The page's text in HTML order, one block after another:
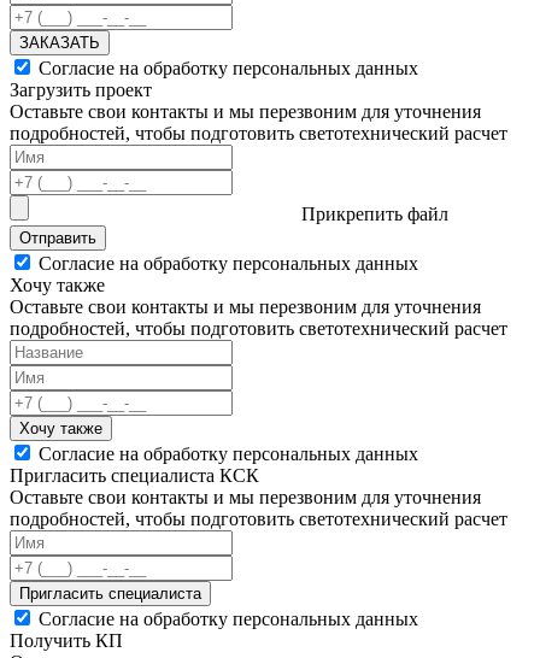
ЗАКАЗАТЬ
Согласие на обработку персональных данных
Загрузить проект
Оставьте свои контакты и мы перезвоним для уточнения
подробностей, чтобы подготовить светотехнический расчет
Прикрепить файл
Отправить
Согласие на обработку персональных данных
Хочу также
Оставьте свои контакты и мы перезвоним для уточнения
подробностей, чтобы подготовить светотехнический расчет
Хочу также
Согласие на обработку персональных данных
Пригласить специалиста КСК
Оставьте свои контакты и мы перезвоним для уточнения
подробностей, чтобы подготовить светотехнический расчет
Пригласить специалиста
Согласие на обработку персональных данных
Получить КП